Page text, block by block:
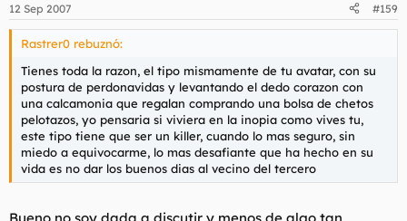
12 Sep 2007 #159
Rastrer0 rebuznó:
Tienes toda la razon, el tipo mismamente de tu avatar, con su
postura de perdonavidas y levantando el dedo corazon con
una calcamonia que regalan comprando una bolsa de chetos
pelotazos, yo pensaria si viviera en la inopia como vives tu,
este tipo tiene que ser un killer, cuando lo mas seguro, sin
miedo a equivocarme, lo mas desafiante que ha hecho en su
vida es no dar los buenos dias al vecino del tercero